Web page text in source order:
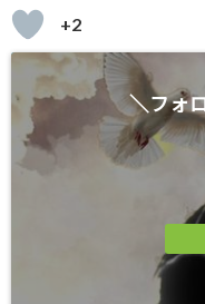
+2
＼フォ